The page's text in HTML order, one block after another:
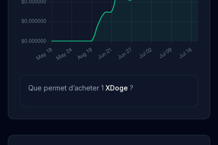
Que permet d’acheter 1 XDoge ?